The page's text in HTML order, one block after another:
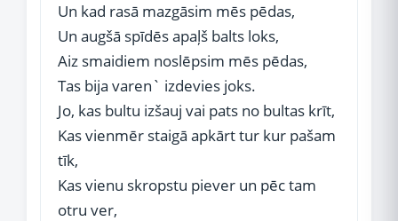
Un kad rasā mazgāsim mēs pēdas,
Un augšā spīdēs apaļš balts loks,
Aiz smaidiem noslēpsim mēs pēdas,
Tas bija varen` izdevies joks.
Jo, kas bultu izšauj vai pats no bultas krīt,
Kas vienmēr staigā apkārt tur kur pašam
tīk,
Kas vienu skropstu piever un pēc tam
otru ver,